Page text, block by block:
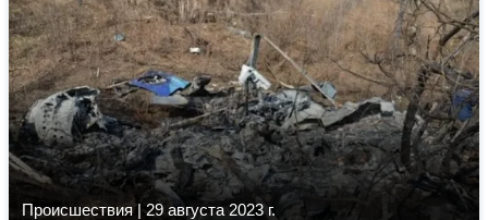
Происшествия|29 августа 2023 г.